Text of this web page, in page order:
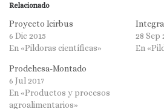
Relacionado
Proyecto Icirbus
6 Dic 2015
En «Pildoras científicas»
28 Sep
En
Prodehesa-Montado
6 Jul 2017
En «Productos y procesos
agroalimentarios»